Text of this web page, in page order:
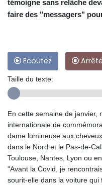
témoigne sans relâche
faire des "messagers"
Ecoutez
Taille du texte:
En cette semaine de janvier,
internationale de
dame lumineuse aux
dans le Nord et le Pas-de-
Toulouse, Nantes, Lyon ou
"Avant la Covid, je
sourit-elle dans la voiture